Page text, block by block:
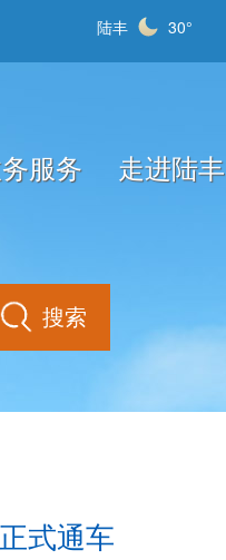
陆丰 30°
服务 走进陆丰
式通车